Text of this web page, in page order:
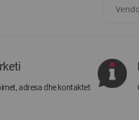
rreth
Megatek:
adresa dhe kontaktet